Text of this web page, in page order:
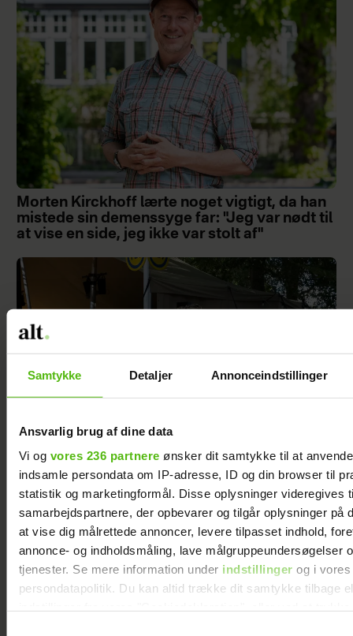
Samtykke Detaljer Annonceindstillinger
Ansvarlig brug af dine data
Vi og vores 236 partnere ønsker dit samtykke til at
indsamle persondata om IP-adresse, ID og din browser til
statistik og marketingformål. Disse oplysninger videregives
samarbejdspartnere, der opbevarer og tilgår oplysninger på
at vise dig målrettede annoncer, levere tilpasset indhold,
annonce- og indholdsmåling, lave målgruppeundersøgelser
tjenester. Se mere information under indstillinger og i vores
persondatapolitik. Du kan altid trække dit samtykke tilbage
Morten Kirckhoff lærte noget vigtigt, da han
mistede sin demenssyge far: "Jeg var nødt til
at vise en side, jeg ikke var stolt af"
Første gang: Kasper og Stephanie Fisker går
all-in